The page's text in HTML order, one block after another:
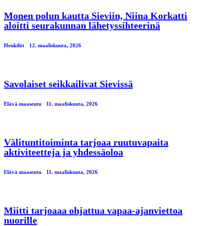
Monen polun kautta Sieviin, Niina Korkatti
aloitti seurakunnan lähetyssihteerinä
Henkilöt 12. maaliskuuta, 2026
Savolaiset seikkailivat Sievissä
Elävä maaseutu 11. maaliskuuta, 2026
Välituntitoiminta tarjoaa ruutuvapaita
aktiviteetteja ja yhdessäoloa
Elävä maaseutu 11. maaliskuuta, 2026
Miitti tarjoaaa ohjattua vapaa-ajanviettoa
nuorille